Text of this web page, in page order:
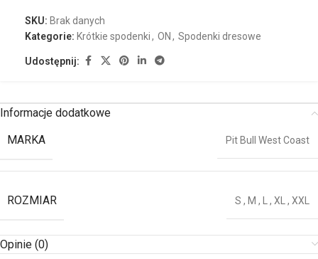
SKU: Brak danych
Kategorie: Krótkie spodenki, ON , Spodenki dresowe
Udostępnij:
Informacje dodatkowe
MARKA
Pit Bull West Coast
ROZMIAR S , M , L, XL, XXL
Opinie (0)